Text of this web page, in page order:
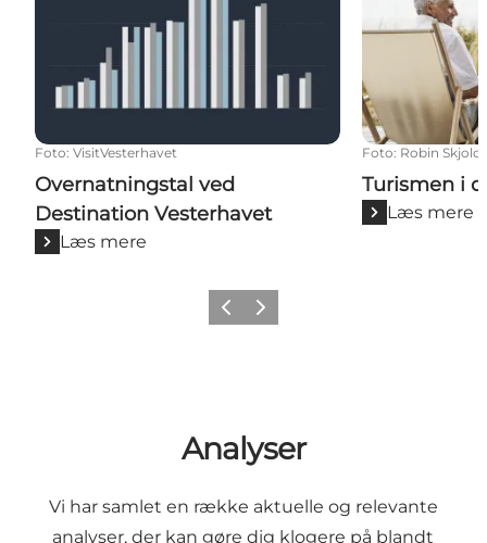
Foto: VisitVesterhavet
Overnatningstal ved
Destination Vesterhavet
Læs mere
Foto: Robin
Turismen i
Læs mere
ForrigeNæste
Analyser
Vi har samlet en række aktuelle og relevante
analyser, der kan gøre dig klogere på blandt